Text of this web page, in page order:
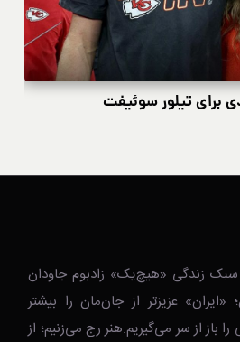
برای تیلور سوئیفت
زندگی‌ «هیچ‌یک» زادبوم جاودان
«ایران» عزیزتر از جان‌مان را بیشتر
باز از سر می‌گیریم.هنر رج می‌زنیم؛ از